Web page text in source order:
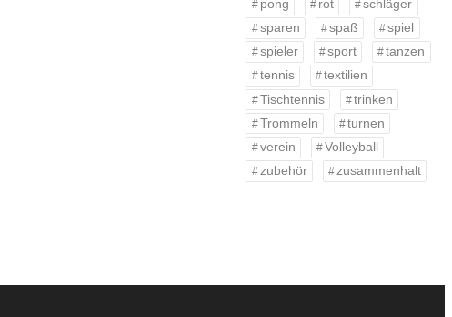
pong
rot
schläger
sparen
spaß
spiel
spieler
sport
tanzen
tennis
textilien
Tischtennis
trinken
Trommeln
turnen
verein
Volleyball
zubehör
zusammenhalt